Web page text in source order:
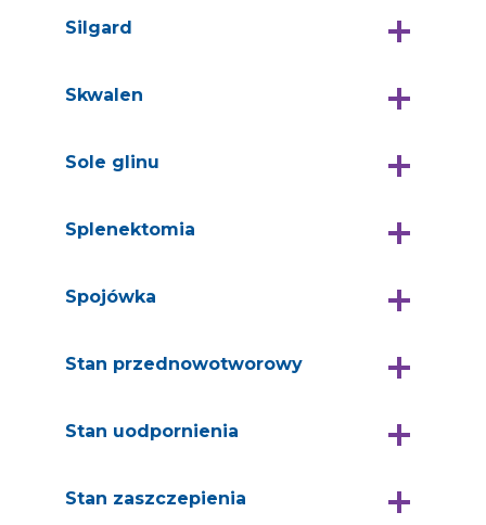
Silgard
Skwalen
Sole glinu
Splenektomia
Spojówka
Stan przednowotworowy
Stan uodpornienia
Stan zaszczepienia